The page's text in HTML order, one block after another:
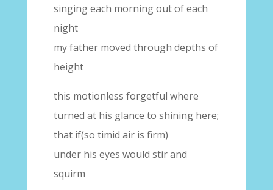
singing each morning out of each
night
my father moved through depths of
height
this motionless forgetful where
turned at his glance to shining here;
that if(so timid air is firm)
under his eyes would stir and
squirm